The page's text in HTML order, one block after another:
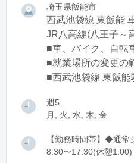
埼玉県飯能市
西武池袋線 東飯能
JR八高線(八王子～
■車、バイク、自転
■就業場所の変更の
■西武池袋線 東飯能
週5
月, 火, 水, 木, 金
【勤務時間帯】◆通常
8:30〜17:30(休憩1:00)